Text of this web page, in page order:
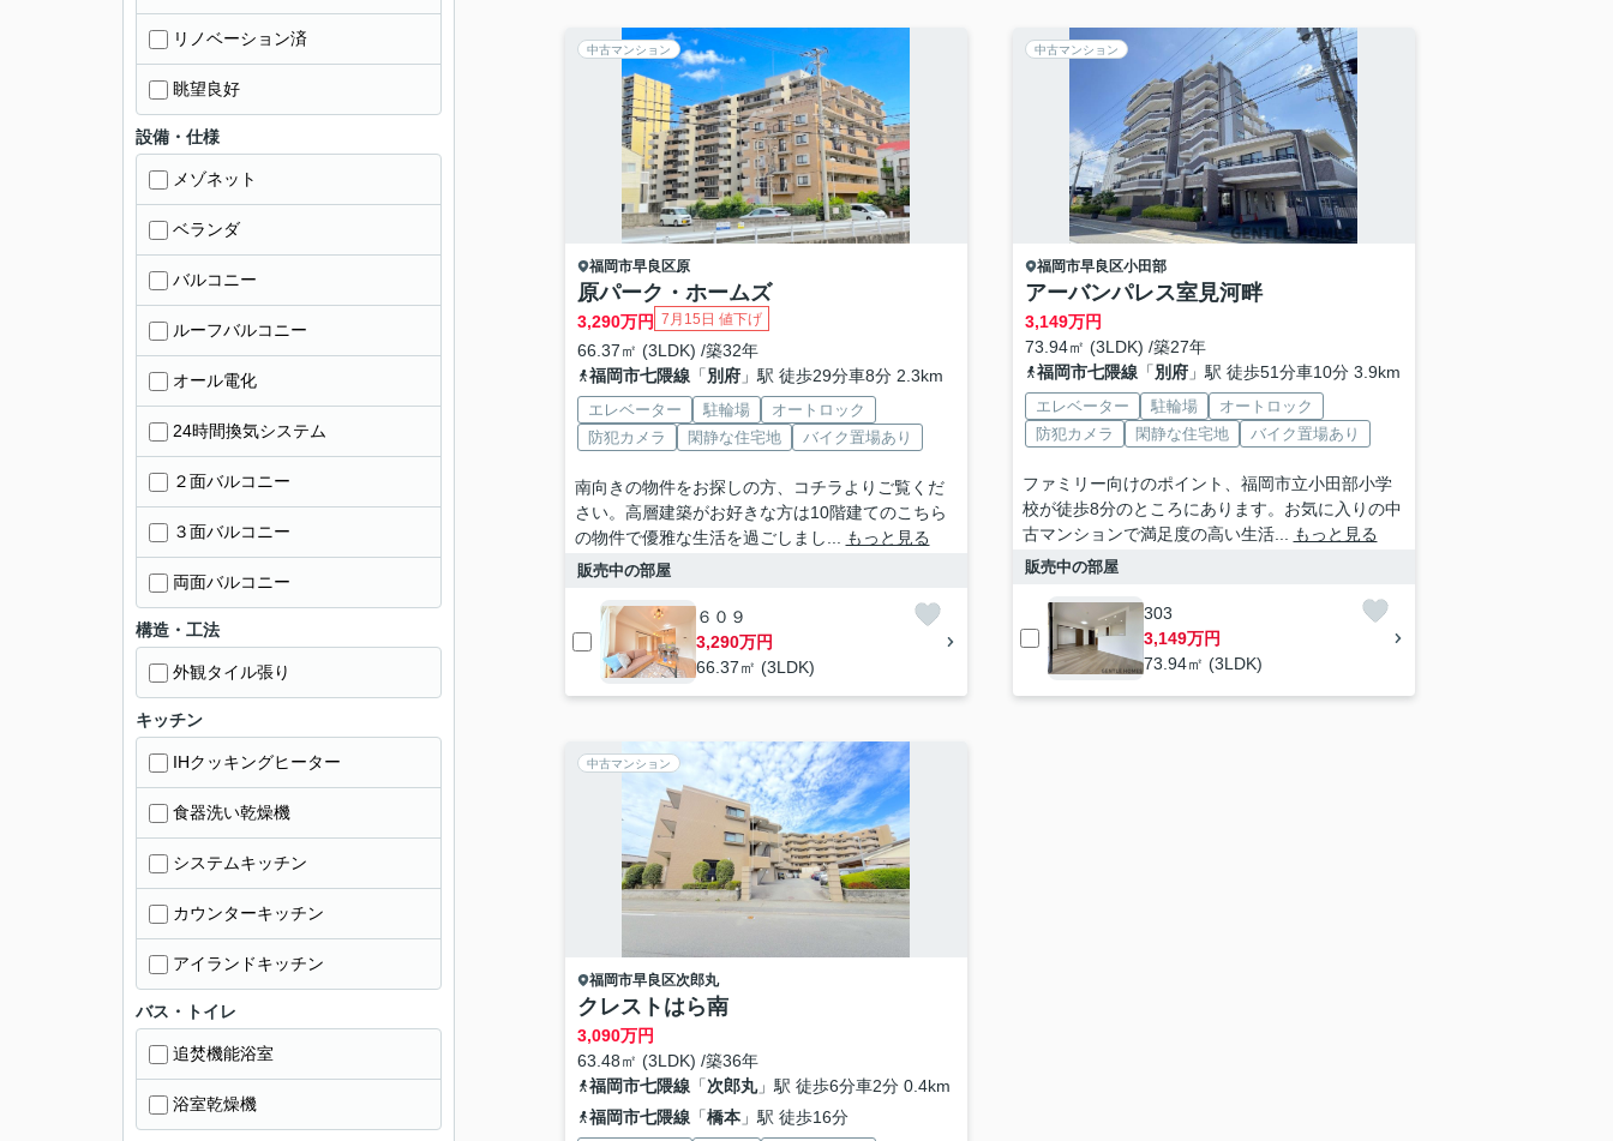
中古マンション
福岡市早良区原
原パーク・ホームズ
3,290万円 7月15日 値下げ
66.37㎡ (3LDK) /築32年
福岡市七隈線「別府」駅 徒歩29分車8分 2.3km
エレベーター 駐輪場
オートロック
防犯カメラ
閑静な住宅地 バイク置場あり
南向きの物件をお探しの方、コチラよりご覧くだ
さい。高層建築がお好きな方は10階建てのこちら
の物件で優雅な生活を過ごしまし...
もっと見る
販売中の部屋
６０９
3,290万円
66.37㎡ (3LDK)
中古マンション
福岡市早良区小田部
アーバンパレス室見河畔
3,149万円
73.94㎡ (3LDK) /築27年
福岡市七隈線「別府」駅 徒歩51分車10分 3.9km
エレベーター 駐輪場
オートロック
防犯カメラ
閑静な住宅地 バイク置場あり
ファミリー向けのポイント、福岡市立小田部小学
校が徒歩8分のところにあります。お気に入りの中
古マンションで満足度の高い生活...
もっと見る
販売中の部屋
303
3,149万円
73.94㎡ (3LDK)
中古マンション
福岡市早良区次郎丸
クレストはら南
3,090万円
63.48㎡ (3LDK) /築36年
福岡市七隈線「次郎丸」駅 徒歩6分車2分 0.4km
福岡市七隈線「橋本」駅 徒歩16分
リノベーション済
眺望良好
設備・仕様
メゾネット
ベランダ
バルコニー
ルーフバルコニー
オール電化
24時間換気システム
２面バルコニー
３面バルコニー
両面バルコニー
構造・工法
外観タイル張り
キッチン
IHクッキングヒーター
食器洗い乾燥機
システムキッチン
カウンターキッチン
アイランドキッチン
バス・トイレ
追焚機能浴室
浴室乾燥機